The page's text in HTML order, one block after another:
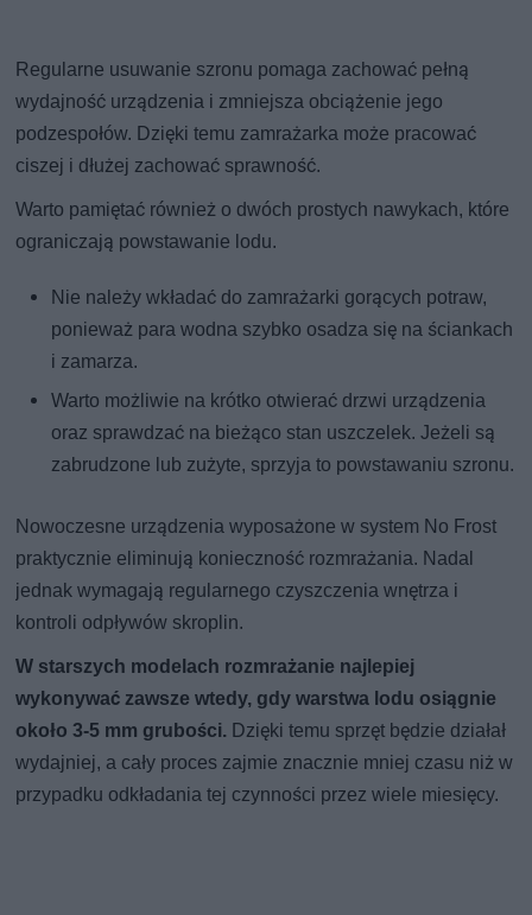
Regularne usuwanie szronu pomaga zachować pełną
wydajność urządzenia i zmniejsza obciążenie jego
podzespołów. Dzięki temu zamrażarka może pracować
ciszej i dłużej zachować sprawność.
Warto pamiętać również o dwóch prostych nawykach, które
ograniczają powstawanie lodu.
Nie należy wkładać do zamrażarki gorących potraw,
ponieważ para wodna szybko osadza się na ściankach
i zamarza.
Warto możliwie na krótko otwierać drzwi urządzenia
oraz sprawdzać na bieżąco stan uszczelek. Jeżeli są
zabrudzone lub zużyte, sprzyja to powstawaniu szronu.
Nowoczesne urządzenia wyposażone w system No Frost
praktycznie eliminują konieczność rozmrażania. Nadal
jednak wymagają regularnego czyszczenia wnętrza i
kontroli odpływów skroplin.
W starszych modelach rozmrażanie najlepiej
wykonywać zawsze wtedy, gdy warstwa lodu osiągnie
około 3-5 mm grubości. Dzięki temu sprzęt będzie działał
wydajniej, a cały proces zajmie znacznie mniej czasu niż w
przypadku odkładania tej czynności przez wiele miesięcy.